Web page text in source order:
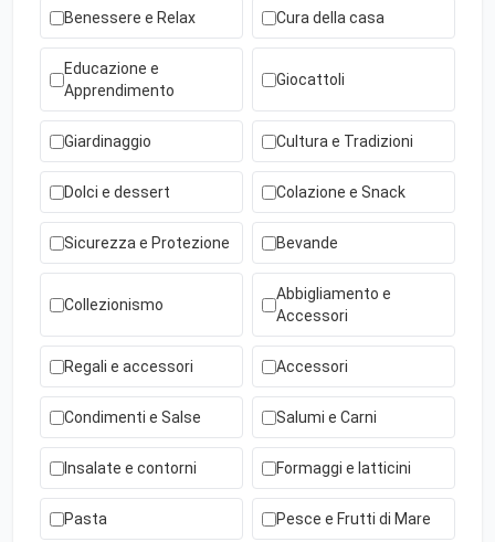
Benessere e Relax Cura della casa
Educazione e
Apprendimento
Giocattoli
Giardinaggio Cultura e Tradizioni
Dolci e dessert Colazione e Snack
Sicurezza e Protezione Bevande
Collezionismo
Abbigliamento e
Accessori
Regali e accessori Accessori
Condimenti e Salse Salumi e Carni
Insalate e contorni Formaggi e latticini
Pasta Pesce e Frutti di Mare